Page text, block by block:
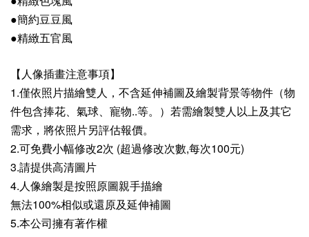
●簡約豆豆風
●精緻五官風
【人像插畫注意事項】
1.僅依照片描繪雙人，不含延伸補圖及繪製背景等物件（物
件包含捧花、氣球、寵物..等。）若需繪製雙人以上及其它
需求，將依照片另評估報價。
2.可免費小幅修改2次 (超過修改次數,每次100元)
3.請提供高清圖片
4.人像繪製是按照原圖親手描繪
無法100%相似或還原及延伸補圖
5.本公司擁有著作權